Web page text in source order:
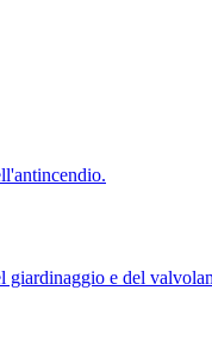
giardinaggio e del